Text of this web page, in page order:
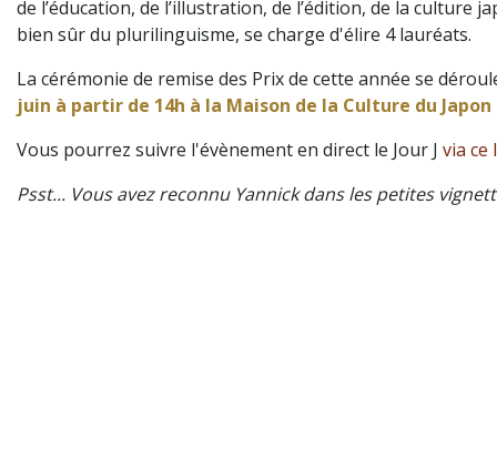
de l’éducation, de l’illustration, de l’édition, de la culture
bien sûr du plurilinguisme, se charge d'élire 4 lauréats.
La cérémonie de remise des Prix de cette année se
juin à partir de 14h à la Maison de la Culture du Japon
Vous pourrez suivre l'évènement en direct le Jour J via ce
Psst... Vous avez reconnu Yannick dans les petites